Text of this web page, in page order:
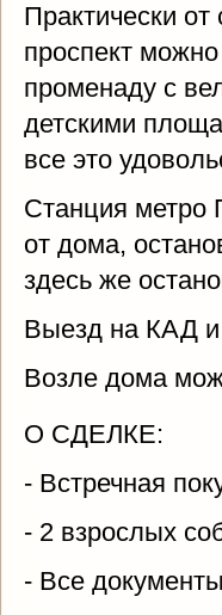
Практически
проспект
променаду с
детскими
все это
Станция метро
от дома,
здесь же
Выезд на КАД
Возле дома
О СДЕЛКЕ:
- Встречная
- 2 взрослых
- Все